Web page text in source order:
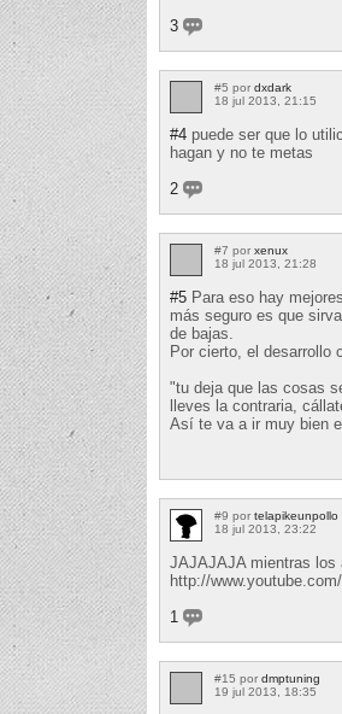
3
#5 por dxdark
18 jul 2013, 21:15
#4 puede ser que lo
hagan y no te metas
2
#7 por xenux
18 jul 2013, 21:28
#5 Para eso hay
más seguro es que
de bajas.
Por cierto, el desarrollo
"tu deja que las cosas
lleves la contraria,
Así te va a ir muy bien
#9 por telapikeunpollo
18 jul 2013, 23:22
JAJAJAJA mientras los
http://
1
#15 por dmptuning
19 jul 2013, 18:35